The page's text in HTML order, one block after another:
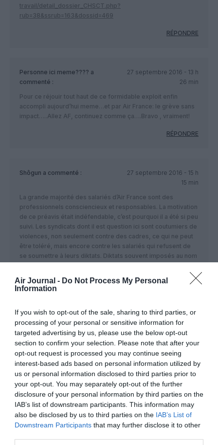
Air Journal - Do Not Process My Personal
Information
If you wish to opt-out of the sale, sharing to third parties, or
processing of your personal or sensitive information for
targeted advertising by us, please use the below opt-out
section to confirm your selection. Please note that after your
opt-out request is processed you may continue seeing
interest-based ads based on personal information utilized by
us or personal information disclosed to third parties prior to
your opt-out. You may separately opt-out of the further
disclosure of your personal information by third parties on the
IAB’s list of downstream participants. This information may
also be disclosed by us to third parties on the IAB’s List of
Downstream Participants that may further disclose it to other
travail/detail_dossier_CHSCT.php?
rub=38&ssrub=163&dossid=469
RÉPONDRE
Personne ici meme???? a
commenté :
27 septembre 2016 - 13 h
26 min
Pour ce réjouir tout haut de ce formidable exploit enfin
accompli aujourd’hui meme…et par Air France: le grève sans
impact…..Allez AF, continuez comme ça….Bravo , vraiment!
RÉPONDRE
Shôgun a commenté :
27 septembre 2016 - 15 h
15 min
La grande majorité des salariés d’Air France sont des
professionnels consciencieux et responsables. La motivation
de ce préavis était indéfendable, c’est pourquoi il a été si peu
suivi. Les syndicats dont il est question ici sont coutumiers de
violences, non seulement contre des cadres, ce qui ne peut
être toléré, mais encore contre les salariés qui refusent de
se soumettre à leurs diktats. Diktats souvent imposés au nom
consulter avant de prétendre parler en leur nom.
Mata commenté :
27 septembre 2016 - 21 h
03 min
Les salariés ne peuvent soutenir des actions violentes . Les
syndicats jusqu’au boutistes n’ont pas leur place dans
l’entreprise ! Quand on voit la gestion du CEE c la CGT devrait
avoir honte et éviter de se mêler de la stratégie de
l’entreprise.
RÉPONDRE